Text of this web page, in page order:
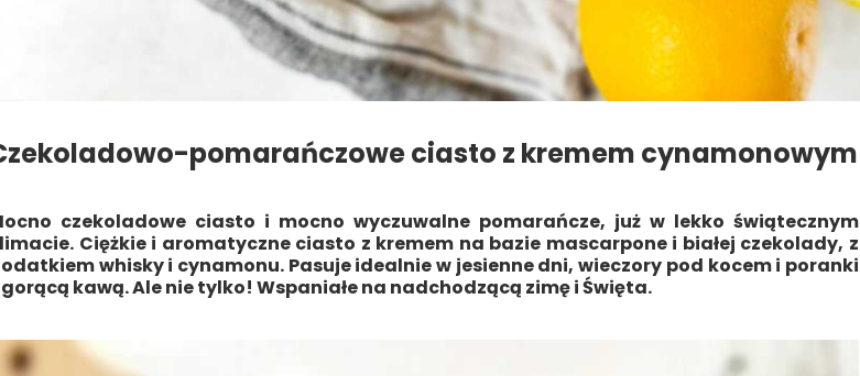
pomarańczowe ciasto z kremem cynamonowym
czekoladowe ciasto i mocno wyczuwalne pomarańcze, już w lekko świątecznym
Ciężkie i aromatyczne ciasto z kremem na bazie mascarpone i białej czekolady, z
whisky i cynamonu. Pasuje idealnie w jesienne dni, wieczory pod kocem i poranki
kawą. Ale nie tylko! Wspaniałe na nadchodzącą zimę i Święta.